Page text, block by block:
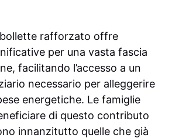
rafforzato offre
per una vasta fascia
facilitando l’accesso a un
necessario per alleggerire
energetiche. Le famiglie
di questo contributo
innanzitutto quelle che già